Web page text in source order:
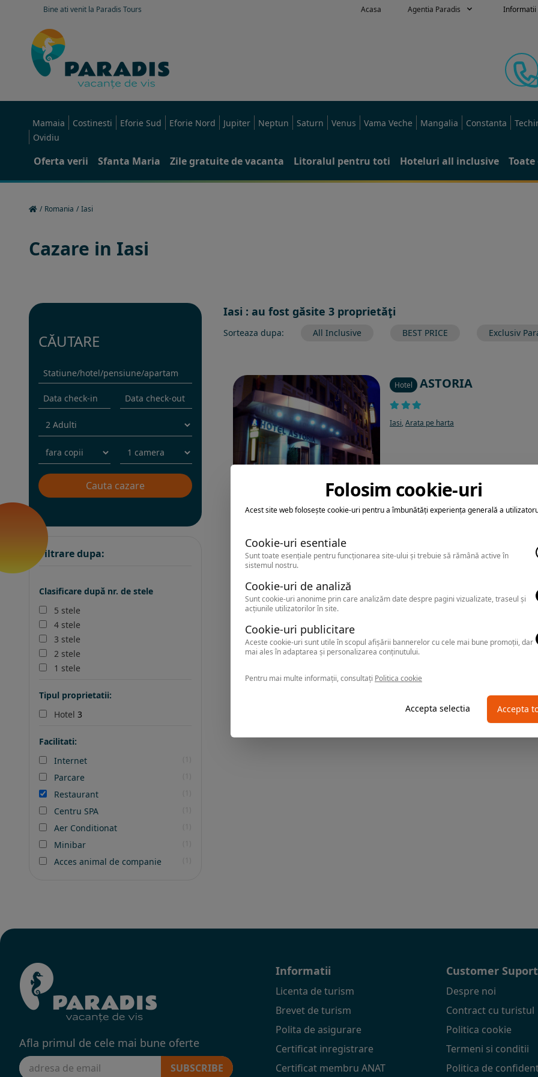
Bine ati venit la Paradis Tours Acasa Agentia Paradis Informatii
Mamaia Costinesti Eforie Sud Eforie Nord Jupiter Neptun Saturn Venus Vama Veche Mangalia Constanta
Ovidiu
Oferta verii Sfanta Maria Zile gratuite de vacanta Litoralul pentru toti Hoteluri all inclusive
/ Romania / Iasi
Cazare in Iasi
CĂUTARE
Filtrare dupa:
Clasificare după nr. de stele
5 stele
4 stele
3 stele
2 stele
1 stele
Tipul proprietatii:
Hotel 3
Facilitati:
Internet
Parcare
Restaurant
Centru SPA
Aer Conditionat
Minibar
Acces animal de companie
Iasi : au fost găsite 3 proprietăţi
Sorteaza dupa: All Inclusive BEST PRICE Exclusiv
Hotel ASTORIA
Iasi,Arata pe harta
Afla primul de cele mai bune oferte
SUBSCRIBE
Informatii
Licenta de turism
Brevet de turism
Polita de asigurare
Certificat inregistrare
Certificat membru ANAT
Customer Suport
Despre noi
Contract cu turistul
Politica cookie
Termeni si conditii
Politica de
Folosim cookie-uri
Acest site web folosește cookie-uri pentru a îmbunătăți experiența generală a
Cookie-uri esentiale
Sunt toate esențiale pentru funcționarea site-ului și trebuie să rămână active în
sistemul nostru.
Cookie-uri de analiză
Sunt cookie-uri anonime prin care analizăm date despre pagini vizualizate, traseul și
acțiunile utilizatorilor în site.
Cookie-uri publicitare
Aceste cookie-uri sunt utile în scopul afișării bannerelor cu cele mai bune promoții, dar
mai ales în adaptarea și personalizarea conținutului.
Pentru mai multe informații, consultați Politica cookie
Accepta selectia Accepta